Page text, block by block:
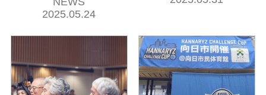
2025.05.24